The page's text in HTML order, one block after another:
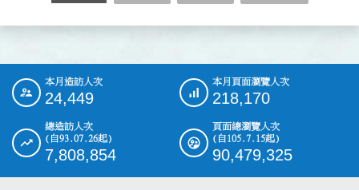
::: 本月造訪人次
24,449
本月頁面瀏覽人次
218,170
總造訪人次
(自93.07.26起)
7,808,854
頁面總瀏覽人次
(自105.7.15起)
90,479,325